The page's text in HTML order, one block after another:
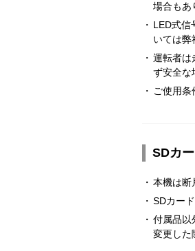
場合もあ
・ LED式信
いては弊
・ 運転者は
ず安全な
・ ご使用条
SDカ
・ 本機は断
・ SDカー
・ 付属品以
変更した